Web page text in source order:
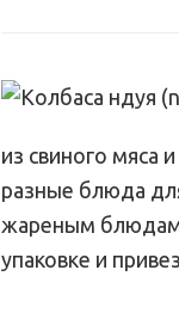
из свиного мяса
разные блюда
жареным
упаковке и